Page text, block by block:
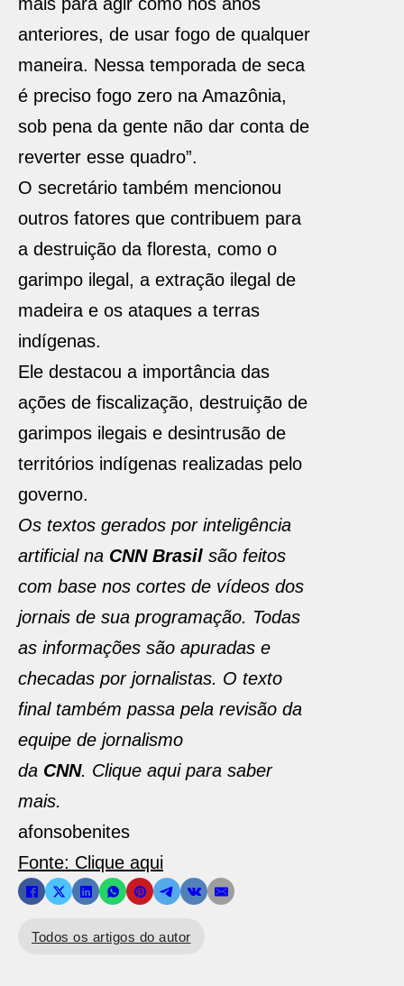
anteriores, de usar fogo de qualquer
maneira. Nessa temporada de seca
é preciso fogo zero na Amazônia,
sob pena da gente não dar conta de
reverter esse quadro”.
O secretário também mencionou
outros fatores que contribuem para
a destruição da floresta, como o
garimpo ilegal, a extração ilegal de
madeira e os ataques a terras
indígenas.
Ele destacou a importância das
ações de fiscalização, destruição de
garimpos ilegais e desintrusão de
territórios indígenas realizadas pelo
governo.
Os textos gerados por inteligência
artificial na CNN Brasil são feitos
com base nos cortes de vídeos dos
jornais de sua programação. Todas
as informações são apuradas e
checadas por jornalistas. O texto
final também passa pela revisão da
equipe de jornalismo
da CNN. Clique aqui para saber
mais.
afonsobenites
Fonte: Clique aqui
Todos os artigos do autor